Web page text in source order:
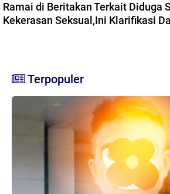
Ramai di Beritakan Terkait Diduga
Kekerasan Seksual,Ini Klarifikasi
Terpopuler